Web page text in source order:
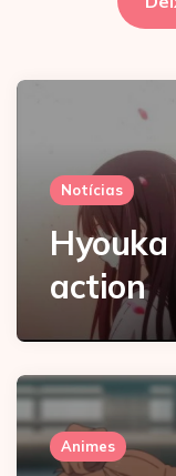
Notícias
action
Animes